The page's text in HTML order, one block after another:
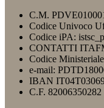
C.M.
Codice Univoco
Codice iPA:
CONTATTI
Codice
e-mail:
IBAN
C.F. 82006350282